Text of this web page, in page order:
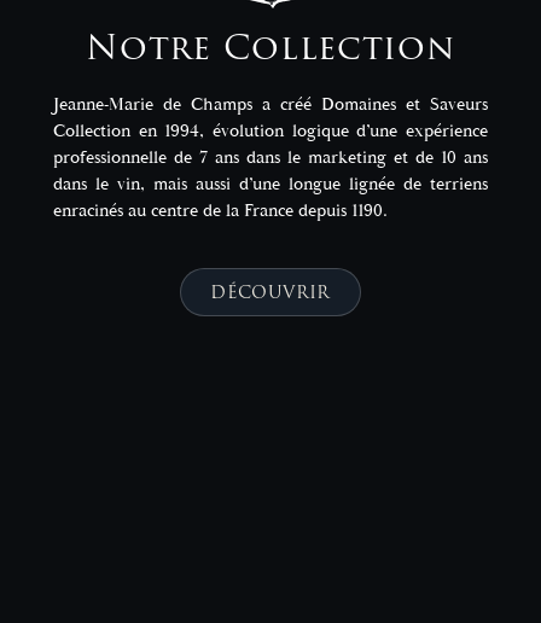
Notre Collection
Jeanne-Marie de Champs a créé Domaines et Saveurs
Collection en 1994, évolution logique d’une expérience
professionnelle de 7 ans dans le marketing et de 10 ans
dans le vin, mais aussi d’une longue lignée de terriens
enracinés au centre de la France depuis 1190.
DÉCOUVRIR